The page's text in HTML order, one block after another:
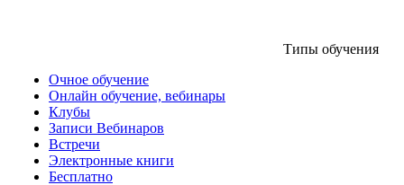
Типы обучения
Очное обучение
Онлайн обучение, вебинары
Клубы
Записи Вебинаров
Встречи
Электронные книги
Бесплатно